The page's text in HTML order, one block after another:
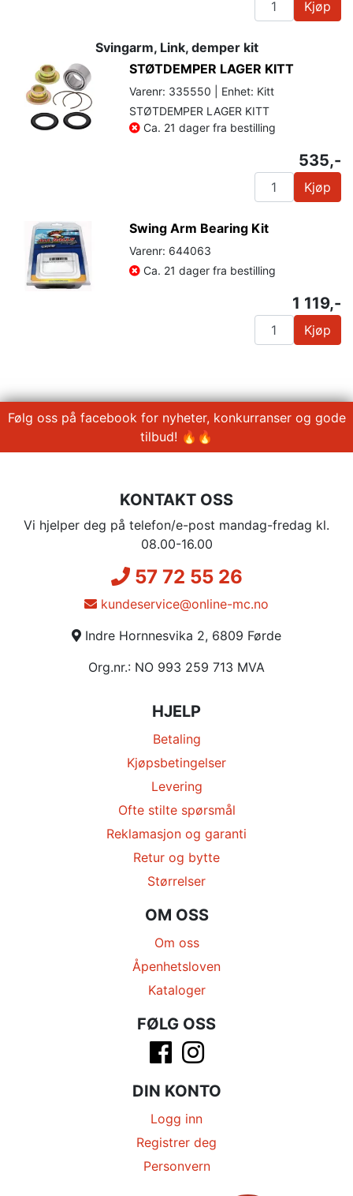
Kjøp
Svingarm, Link, demper kit
STØTDEMPER LAGER KITT
Varenr: 335550 | Enhet: Kitt
STØTDEMPER LAGER KITT
Ca. 21 dager fra bestilling
535,-
Kjøp
Swing Arm Bearing Kit
Varenr: 644063
Ca. 21 dager fra bestilling
1 119,-
Kjøp
Følg oss på facebook for nyheter, konkurranser og gode
tilbud! 🔥🔥
KONTAKT OSS
Vi hjelper deg på telefon/e-post mandag-fredag kl.
08.00-16.00
57 72 55 26
kundeservice@online-mc.no
Indre Hornnesvika 2, 6809 Førde
Org.nr.: NO 993 259 713 MVA
HJELP
Betaling
Kjøpsbetingelser
Levering
Ofte stilte spørsmål
Reklamasjon og garanti
Retur og bytte
Størrelser
OM OSS
Om oss
Åpenhetsloven
Kataloger
FØLG OSS
DIN KONTO
Logg inn
Registrer deg
Personvern